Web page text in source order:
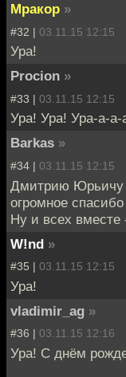
Мракор »
#32 | 03.11.15 12:15
Ура!
Procion »
#33 | 03.11.15 12:15
Ура! Ура! Ура-а-а-
Barkas »
#34 | 03.11.15 12:15
Дмитрию Юрьичу
огромное спасибо
Ну и всех вместе
W!nd »
#35 | 03.11.15 12:15
Ура!
vladimir_ag »
#36 | 03.11.15 12:16
Ура! С днём